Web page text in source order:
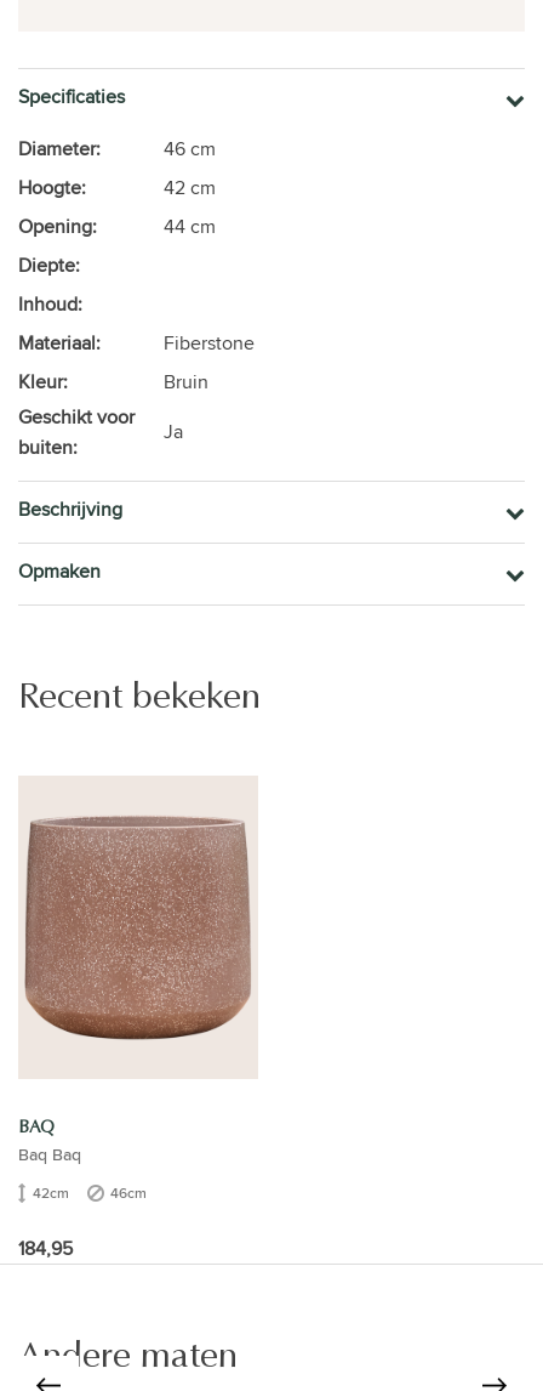
Specificaties
Diameter:
46 cm
Hoogte:
42 cm
Opening:
44 cm
Diepte:
Inhoud:
Materiaal:
Fiberstone
Kleur:
Bruin
Geschikt voor
buiten:
Ja
Beschrijving
Opmaken
Recent bekeken
BAQ
Baq Baq
42cm 46cm
184,95
Andere maten